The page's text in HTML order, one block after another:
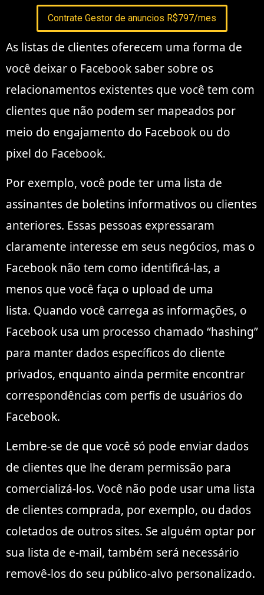
Contrate Gestor de anuncios R$797/mes
As listas de clientes oferecem uma forma de
você deixar o Facebook saber sobre os
relacionamentos existentes que você tem com
clientes que não podem ser mapeados por
meio do engajamento do Facebook ou do
pixel do Facebook.
Por exemplo, você pode ter uma lista de
assinantes de boletins informativos ou clientes
anteriores. Essas pessoas expressaram
claramente interesse em seus negócios, mas o
Facebook não tem como identificá-las, a
menos que você faça o upload de uma
lista. Quando você carrega as informações, o
Facebook usa um processo chamado “hashing”
para manter dados específicos do cliente
privados, enquanto ainda permite encontrar
correspondências com perfis de usuários do
Facebook.
Lembre-se de que você só pode enviar dados
de clientes que lhe deram permissão para
comercializá-los. Você não pode usar uma lista
de clientes comprada, por exemplo, ou dados
coletados de outros sites. Se alguém optar por
sua lista de e-mail, também será necessário
removê-los do seu público-alvo personalizado.